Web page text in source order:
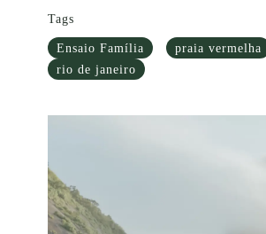
Tags
Ensaio Família
praia vermelha
rio de janeiro